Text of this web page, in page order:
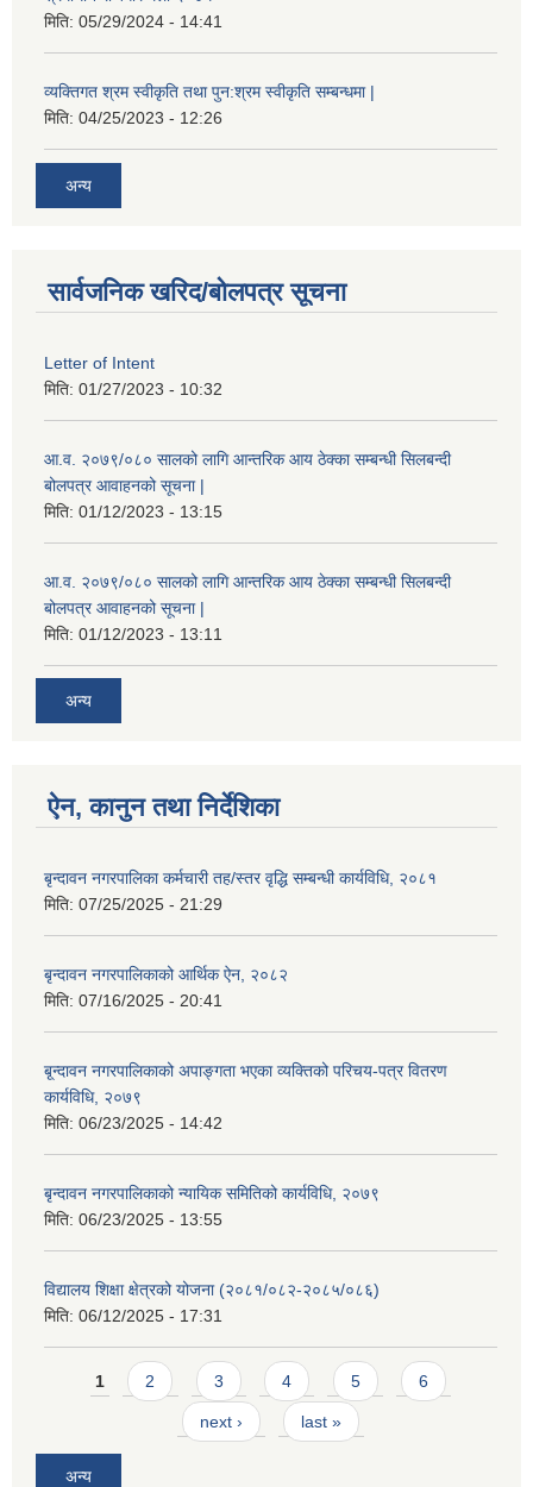
मिति: 05/29/2024 - 14:41
व्यक्तिगत श्रम स्वीकृति तथा पुन:श्रम स्वीकृति सम्बन्धमा |
मिति: 04/25/2023 - 12:26
अन्य
सार्वजनिक खरिद/बोलपत्र सूचना
Letter of Intent
मिति: 01/27/2023 - 10:32
आ.व. २०७९/०८० सालको लागि आन्तरिक आय ठेक्का सम्बन्धी सिलबन्दी
बोलपत्र आवाहनको सूचना |
मिति: 01/12/2023 - 13:15
आ.व. २०७९/०८० सालको लागि आन्तरिक आय ठेक्का सम्बन्धी सिलबन्दी
बोलपत्र आवाहनको सूचना |
मिति: 01/12/2023 - 13:11
अन्य
ऐन, कानुन तथा निर्देशिका
बृन्दावन नगरपालिका कर्मचारी तह/स्तर वृद्धि सम्बन्धी कार्यविधि, २०८१
मिति: 07/25/2025 - 21:29
बृन्दावन नगरपालिकाको आर्थिक ऐन, २०८२
मिति: 07/16/2025 - 20:41
बृ्न्दावन नगरपालिकाको अपाङ्गता भएका व्यक्तिको परिचय-पत्र वितरण
कार्यविधि, २०७९
मिति: 06/23/2025 - 14:42
बृन्दावन नगरपालिकाको न्यायिक समितिको कार्यविधि, २०७९
मिति: 06/23/2025 - 13:55
विद्यालय शिक्षा क्षेत्रको योजना (२०८१/०८२-२०८५/०८६)
मिति: 06/12/2025 - 17:31
Pages
1 2 3 4 5 6
next › last »
अन्य